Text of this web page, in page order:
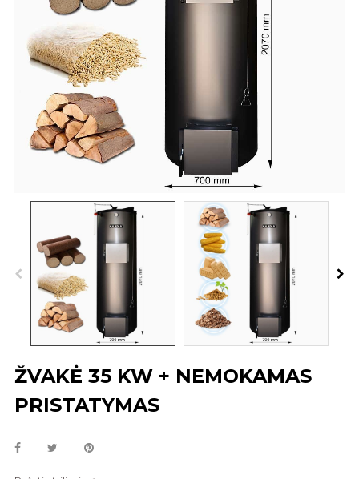
ŽVAKĖ 35 KW + NEMOKAMAS
PRISTATYMAS